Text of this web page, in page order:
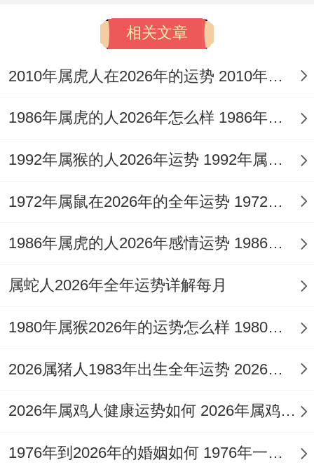
六月炒短线~九月收网最安全！
记得在办公室装个摄像头。
今年最忌借钱给双鱼座朋友~好懂有去无
回。与其他分析有何不同？
色外套的那个最靠谱！
相亲时选在咖啡馆比餐厅成功率高,记得点焦
- 每天***通话至少好钟.
有个有趣现象—今年在健身房遇到的桃花质
异常是周四晚上的瑜伽课,好懂邂逅理想型.
相关文章
2010年属虎人在2026年的运势 2010年属虎人2026
1986年属虎的人2026年怎么样 1986年属虎的5位吉利数字
1992年属猴的人2026年运势 1992年属猴人2026年运势及运程
1972年属鼠在2026年的全年运势 1972年属鼠在52岁后的运气
1986年属虎的人2026年感情运势 1986年属虎的人这一生婚姻怎么样
属蛇人2026年全年运势详解每月
1980年属猴2026年的运势怎么样 1980年属猴人2月份运程
2026属猪人1983年出生全年运势 2026属猪人的全年运势
2026年属鸡人健康运势如何 2026年属鸡人的全年运势如何
1976年到2026年的婚姻如何 1976年一生婚姻状况